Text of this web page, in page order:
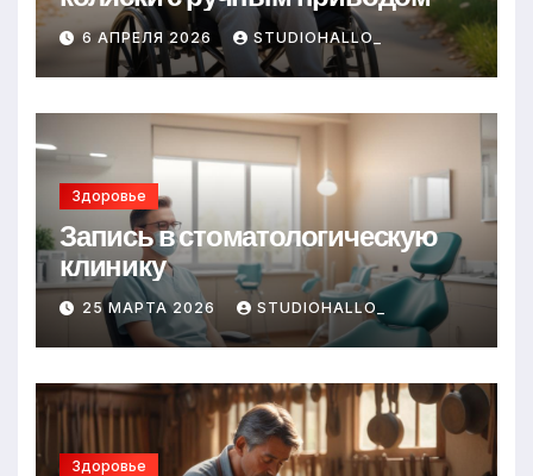
6 АПРЕЛЯ 2026 STUDIOHALLO_
Здоровье
Запись в стоматологическую
клинику
25 МАРТА 2026 STUDIOHALLO_
Здоровье